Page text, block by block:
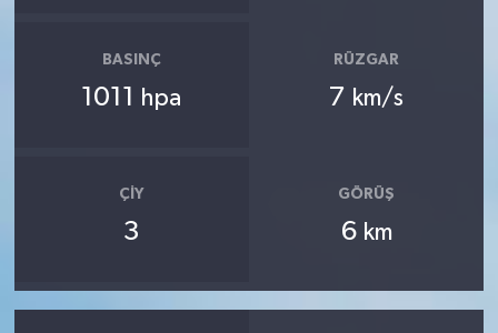
BASINÇ
1011 hpa
RÜZGAR
7 km/s
ÇIY
3
GÖRÜŞ
6 km